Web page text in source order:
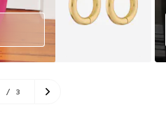
/ 3